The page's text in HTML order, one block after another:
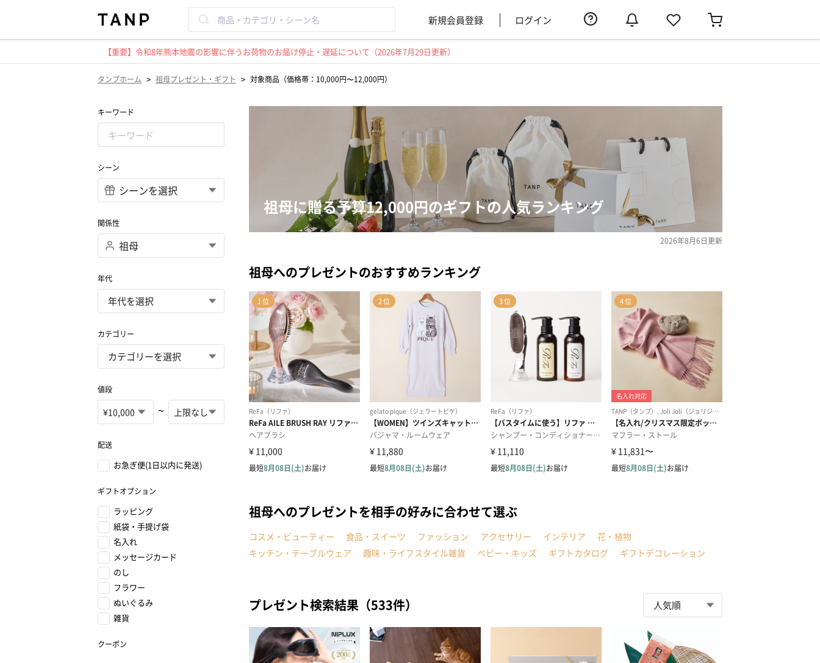
新規会員登録 ログイン
【重要】令和8年熊本地震の影響に伴うお荷物のお届け停止・遅延について（2026年7月29日更新）
タンプホーム > 祖母プレゼント・ギフト > 対象商品（価格帯：10,000円〜12,000円）
キーワード
シーン
関係性
年代
カテゴリー
値段
~
配送
お急ぎ便(1日以内に発送)
ギフトオプション
ラッピング
紙袋・手提げ袋
名入れ
メッセージカード
のし
フラワー
ぬいぐるみ
雑貨
クーポン
祖母に贈る予算12,000円のギフトの人気ランキング
2026年8月6日更新
祖母へのプレゼントのおすすめランキング
祖母へのプレゼントを相手の好みに合わせて選ぶ
コスメ・ビューティー 食品・スイーツ ファッション アクセサリー インテリア
花・植物
キッチン・テーブルウェア
趣味・ライフスタイル雑貨 ベビー・キッズ ギフトカタログ ギフトデコレーション
プレゼント検索結果（533件）